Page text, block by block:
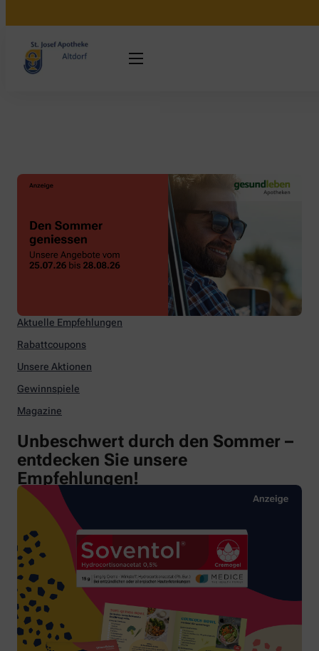
Aktuelle Empfehlungen
Rabattcoupons
Unsere Aktionen
Gewinnspiele
Magazine
Unbeschwert durch den Sommer –
entdecken Sie unsere
Empfehlungen!